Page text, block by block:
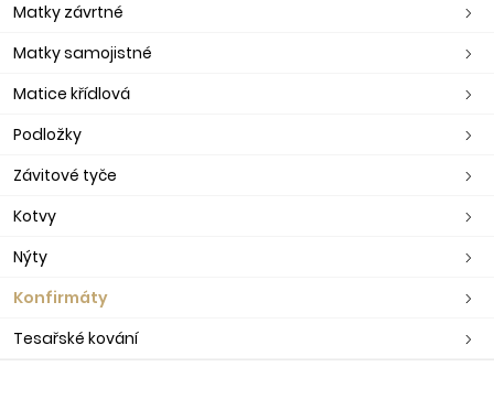
Matky závrtné
Matky samojistné
Matice křídlová
Podložky
Závitové tyče
Kotvy
Nýty
Konfirmáty
Tesařské kování